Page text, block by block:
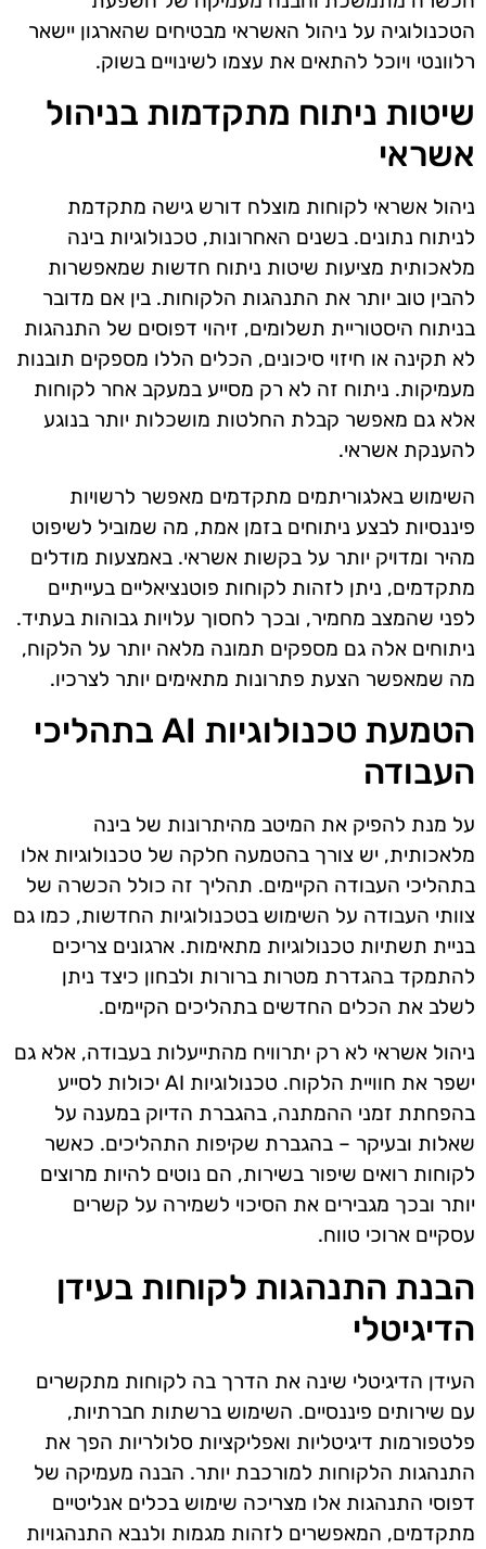
הטכנולוגיה על ניהול האשראי מבטיחים שהארגון יישאר
רלוונטי ויוכל להתאים את עצמו לשינויים בשוק.
שיטות ניתוח מתקדמות בניהול
אשראי
ניהול אשראי לקוחות מוצלח דורש גישה מתקדמת
לניתוח נתונים. בשנים האחרונות, טכנולוגיות בינה
מלאכותית מציעות שיטות ניתוח חדשות שמאפשרות
להבין טוב יותר את התנהגות הלקוחות. בין אם מדובר
בניתוח היסטוריית תשלומים, זיהוי דפוסים של התנהגות
לא תקינה או חיזוי סיכונים, הכלים הללו מספקים תובנות
מעמיקות. ניתוח זה לא רק מסייע במעקב אחר לקוחות
אלא גם מאפשר קבלת החלטות מושכלות יותר בנוגע
להענקת אשראי.
השימוש באלגוריתמים מתקדמים מאפשר לרשויות
פיננסיות לבצע ניתוחים בזמן אמת, מה שמוביל לשיפוט
מהיר ומדויק יותר על בקשות אשראי. באמצעות מודלים
מתקדמים, ניתן לזהות לקוחות פוטנציאליים בעייתיים
לפני שהמצב מחמיר, ובכך לחסוך עלויות גבוהות בעתיד.
ניתוחים אלה גם מספקים תמונה מלאה יותר על הלקוח,
מה שמאפשר הצעת פתרונות מתאימים יותר לצרכיו.
הטמעת טכנולוגיות AI בתהליכי
העבודה
על מנת להפיק את המיטב מהיתרונות של בינה
מלאכותית, יש צורך בהטמעה חלקה של טכנולוגיות אלו
בתהליכי העבודה הקיימים. תהליך זה כולל הכשרה של
צוותי העבודה על השימוש בטכנולוגיות החדשות, כמו גם
בניית תשתיות טכנולוגיות מתאימות. ארגונים צריכים
להתמקד בהגדרת מטרות ברורות ולבחון כיצד ניתן
לשלב את הכלים החדשים בתהליכים הקיימים.
ניהול אשראי לא רק יתרוויח מהתייעלות בעבודה, אלא גם
ישפר את חוויית הלקוח. טכנולוגיות AI יכולות לסייע
בהפחתת זמני ההמתנה, בהגברת הדיוק במענה על
שאלות ובעיקר – בהגברת שקיפות התהליכים. כאשר
לקוחות רואים שיפור בשירות, הם נוטים להיות מרוצים
יותר ובכך מגבירים את הסיכוי לשמירה על קשרים
עסקיים ארוכי טווח.
הבנת התנהגות לקוחות בעידן
הדיגיטלי
העידן הדיגיטלי שינה את הדרך בה לקוחות מתקשרים
עם שירותים פיננסיים. השימוש ברשתות חברתיות,
פלטפורמות דיגיטליות ואפליקציות סלולריות הפך את
התנהגות הלקוחות למורכבת יותר. הבנה מעמיקה של
דפוסי התנהגות אלו מצריכה שימוש בכלים אנליטיים
מתקדמים, המאפשרים לזהות מגמות ולנבא התנהגויות